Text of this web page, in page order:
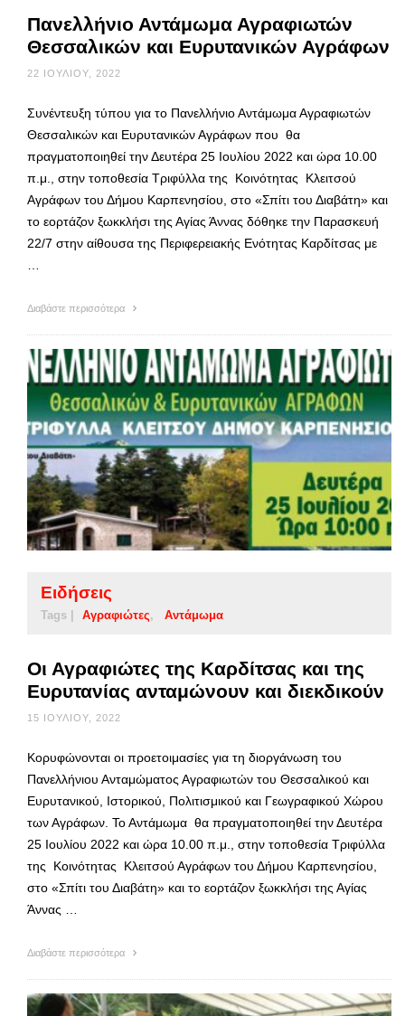
Πανελλήνιο Αντάμωμα Αγραφιωτών
Θεσσαλικών και Ευρυτανικών Αγράφων
22 ΙΟΥΛΊΟΥ, 2022
Συνέντευξη τύπου για το Πανελλήνιο Αντάμωμα Αγραφιωτών
Θεσσαλικών και Ευρυτανικών Αγράφων που θα
πραγματοποιηθεί την Δευτέρα 25 Ιουλίου 2022 και ώρα 10.00
π.μ., στην τοποθεσία Τριφύλλα της Κοινότητας Κλειτσού
Αγράφων του Δήμου Καρπενησίου, στο «Σπίτι του Διαβάτη» και
το εορτάζον ξωκκλήσι της Αγίας Άννας δόθηκε την Παρασκευή
22/7 στην αίθουσα της Περιφερειακής Ενότητας Καρδίτσας με
Διαβάστε περισσότερα
Ειδήσεις
Tags | Αγραφιώτες Αντάμωμα
Οι Αγραφιώτες της Καρδίτσας και της
Ευρυτανίας ανταμώνουν και διεκδικούν
15 ΙΟΥΛΊΟΥ, 2022
Κορυφώνονται οι προετοιμασίες για τη διοργάνωση του
Πανελλήνιου Ανταμώματος Αγραφιωτών του Θεσσαλικού και
Ευρυτανικού, Ιστορικού, Πολιτισμικού και Γεωγραφικού Χώρου
των Αγράφων. Το Αντάμωμα θα πραγματοποιηθεί την Δευτέρα
25 Ιουλίου 2022 και ώρα 10.00 π.μ., στην τοποθεσία Τριφύλλα
της Κοινότητας Κλειτσού Αγράφων του Δήμου Καρπενησίου,
στο «Σπίτι του Διαβάτη» και το εορτάζον ξωκκλήσι της Αγίας
Άννας …
Διαβάστε περισσότερα